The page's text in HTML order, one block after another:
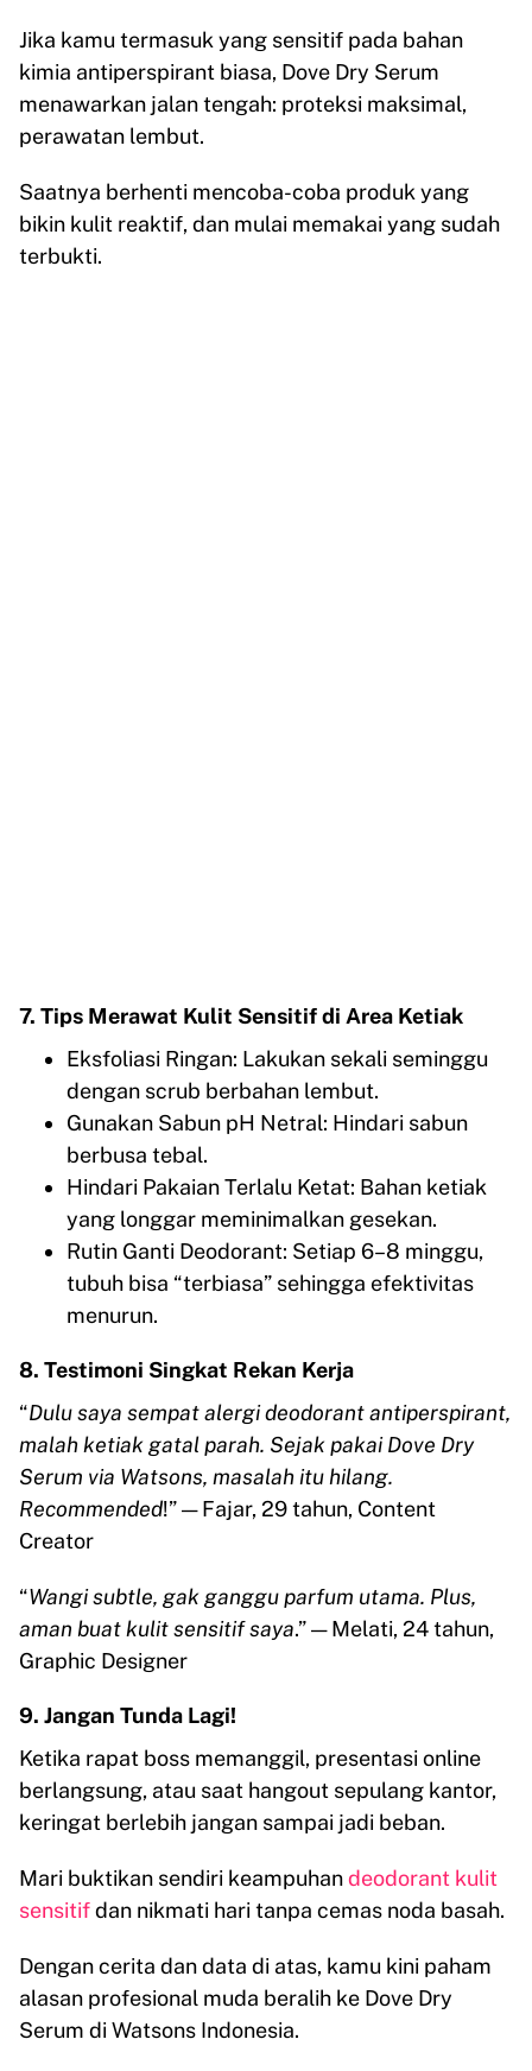
Jika kamu termasuk yang sensitif pada bahan
kimia antiperspirant biasa, Dove Dry Serum
menawarkan jalan tengah: proteksi maksimal,
perawatan lembut.
Saatnya berhenti mencoba-coba produk yang
bikin kulit reaktif, dan mulai memakai yang sudah
terbukti.
7. Tips Merawat Kulit Sensitif di Area Ketiak
Eksfoliasi Ringan: Lakukan sekali seminggu
dengan scrub berbahan lembut.
Gunakan Sabun pH Netral: Hindari sabun
berbusa tebal.
Hindari Pakaian Terlalu Ketat: Bahan ketiak
yang longgar meminimalkan gesekan.
Rutin Ganti Deodorant: Setiap 6–8 minggu,
tubuh bisa “terbiasa” sehingga efektivitas
menurun.
8. Testimoni Singkat Rekan Kerja
“Dulu saya sempat alergi deodorant antiperspirant,
malah ketiak gatal parah. Sejak pakai Dove Dry
Serum via Watsons, masalah itu hilang.
Recommended!” — Fajar, 29 tahun, Content
Creator
“Wangi subtle, gak ganggu parfum utama. Plus,
aman buat kulit sensitif saya.” — Melati, 24 tahun,
Graphic Designer
9. Jangan Tunda Lagi!
Ketika rapat boss memanggil, presentasi online
berlangsung, atau saat hangout sepulang kantor,
keringat berlebih jangan sampai jadi beban.
Mari buktikan sendiri keampuhandeodorant kulit
sensitifdan nikmati hari tanpa cemas noda basah.
Dengan cerita dan data di atas, kamu kini paham
alasan profesional muda beralih ke Dove Dry
Serum di Watsons Indonesia.